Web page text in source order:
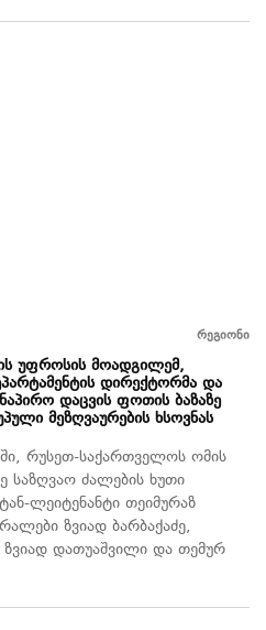
რეგიონი
უფროსის მოადგილემ,
დირექტორმა და
დაცვის ფოთის ბაზაზე
მეზღვაურების ხსოვნას
რუსეთ-საქართველოს ომის
ძალების ხუთი
ლეიტენანტი თეიმურაზ
ზვიად ბარბაქაძე,
დათუაშვილი და თემურ